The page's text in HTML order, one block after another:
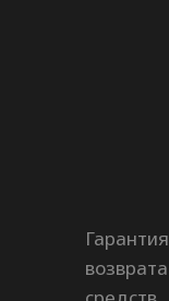
Гарантия
возврата